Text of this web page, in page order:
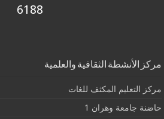
6188
مركز الأنشطة الثقافية والعلمية
مركز التعليم المكثف للغات
حاضنة جامعة وهران 1